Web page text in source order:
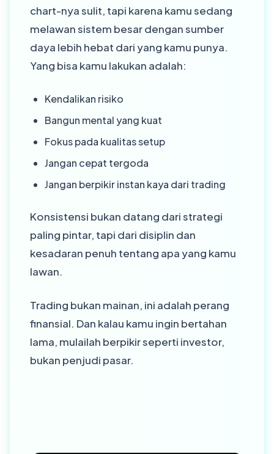
chart-nya sulit, tapi karena kamu sedang
melawan sistem besar dengan sumber
daya lebih hebat dari yang kamu punya.
Yang bisa kamu lakukan adalah:
Kendalikan risiko
Bangun mental yang kuat
Fokus pada kualitas setup
Jangan cepat tergoda
Jangan berpikir instan kaya dari trading
Konsistensi bukan datang dari strategi
paling pintar, tapi dari disiplin dan
kesadaran penuh tentang apa yang kamu
lawan.
Trading bukan mainan, ini adalah perang
finansial. Dan kalau kamu ingin bertahan
lama, mulailah berpikir seperti investor,
bukan penjudi pasar.